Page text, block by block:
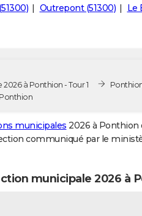
Outrepont (51300) Le
à Ponthion - Tour 1
municipales 2026 à Ponthion
communiqué par le
municipale 2026 à